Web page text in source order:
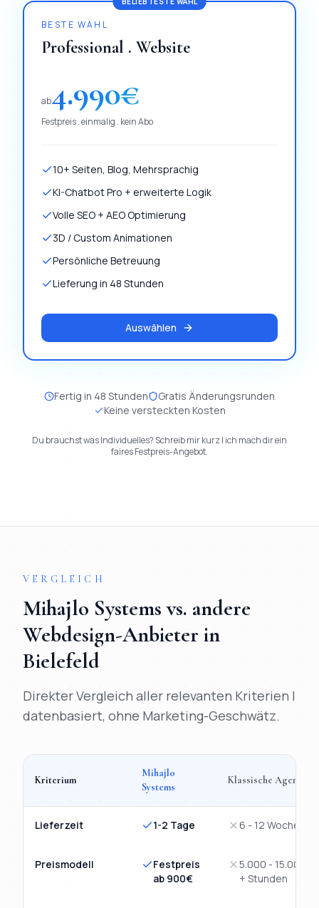
BESTE WAHL
Professional . Website
ab4.990€
Festpreis . einmalig . kein Abo
10+ Seiten, Blog, Mehrsprachig
KI-Chatbot Pro + erweiterte Logik
Volle SEO + AEO Optimierung
3D / Custom Animationen
Persönliche Betreuung
Lieferung in 48 Stunden
Auswählen
Fertig in 48 Stunden
Gratis Änderungsrunden
Keine versteckten Kosten
Du brauchst was Individuelles? Schreib mir kurz | ich mach dir ein
faires Festpreis-Angebot.
VERGLEICH
Mihajlo Systems vs. andere
Webdesign-Anbieter in
Bielefeld
Direkter Vergleich aller relevanten Kriterien |
datenbasiert, ohne Marketing-Geschwätz.
Kriterium
Mihajlo
Systems
Klassische Agentur
Lieferzeit 1-2 Tage 6 - 12 Wochen
Preismodell
Festpreis
ab 900€
5.000 - 15.000€
+ Stunden